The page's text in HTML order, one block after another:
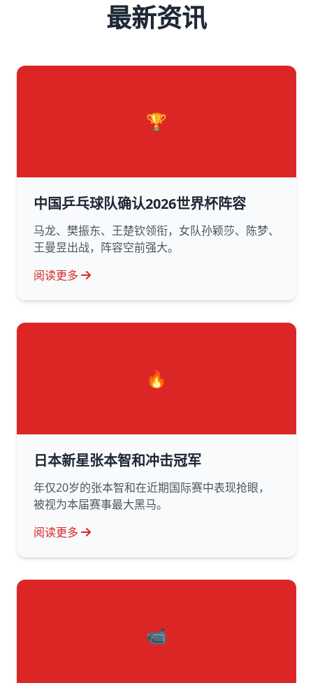
最新资讯
🏆
中国乒乓球队确认2026世界杯阵容
马龙、樊振东、王楚钦领衔，女队孙颖莎、陈梦、
王曼昱出战，阵容空前强大。
阅读更多
🔥
日本新星张本智和冲击冠军
年仅20岁的张本智和在近期国际赛中表现抢眼，
被视为本届赛事最大黑马。
阅读更多
📹